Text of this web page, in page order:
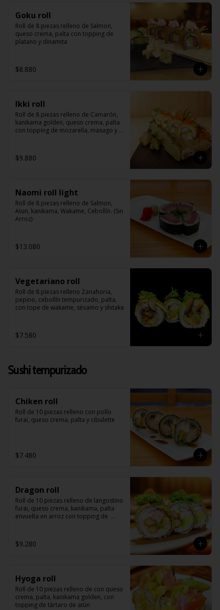
Goku roll
Roll de 8 piezas relleno de Salmon,
queso crema, palta con topping de
platano y dinamita
$8.880
Ikki roll
Roll de 8 piezas relleno de Camarón,
kanikama golden, queso crema, palta
con topping de mozarella, masago y
$9.880
Naomi roll light
Roll de 8 piezas relleno de Salmon,
Atun, kanikama, Wakame, Cebollín. (Sin
Arroz)
$13.080
Vegetariano roll
Roll de 8 piezas relleno Zanahoria,
pepino, cebollín tempurizado, palta,
con tope de wakame, sésamo y shitake
$7.580
Sushi tempurizado
Chiken roll
Roll de 10 piezas relleno con pollo
furai, queso crema, palta y cibulette
$7.480
Dragon roll
Roll de 10 piezas relleno de langostino
furai, queso crema, kanikama, palta
envuelta en arroz con topping de
$9.280
Hyoga roll
Roll de 10 piezas relleno de con queso
crema, palta, kanikama golden, con
topping de tártaro de atún